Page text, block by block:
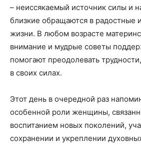
– неиссякаемый источник силы и
близкие обращаются в
жизни. В любом возрасте
внимание и мудрые советы
помогают преодолевать
в своих силах.
Этот день в очередной раз
особенной роли женщины,
воспитанием новых поколений,
сохранении и укреплении